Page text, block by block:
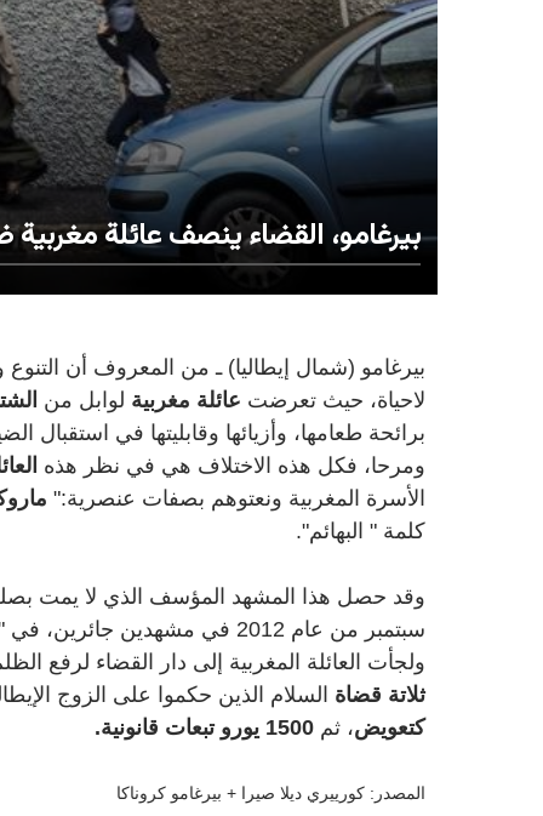
بيرغامو، القضاء ينصف عائلة
بيرغامو (شمال إيطاليا) ـ من المعروف أن التنوع
لاحياة، حيث تعرضت عائلة مغربية لوابل من
برائحة طعامها، وأزيائها وقابليتها في استقبال
ومرحا، فكل هذه الاختلاف هي في نظر هذه
الأسرة المغربية ونعتوهم بصفات عنصرية:"
كلمة " البهائم".
وقد حصل هذا المشهد المؤسف الذي لا يمت
سبتمبر من عام 2012 في مشهدين جائرين، في "فيا نيمبريني".
ولجأت العائلة المغربية إلى دار القضاء لرفع
ثلاتة قضاة السلام الذين حكموا على الزوج
كتعويض، ثم 1500 يورو تبعات قانونية.
المصدر: كورييري ديلا صيرا + بيرغامو كروناكا